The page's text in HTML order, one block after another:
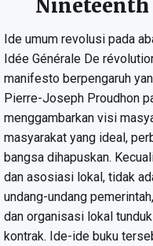
Ide umum revolusi pada
Idée Générale De
manifesto berpengaruh
Pierre-Joseph Proudhon
menggambarkan visi
masyarakat yang ideal,
bangsa dihapuskan.
dan asosiasi lokal, tidak
undang-undang
dan organisasi lokal
kontrak. Ide-ide buku